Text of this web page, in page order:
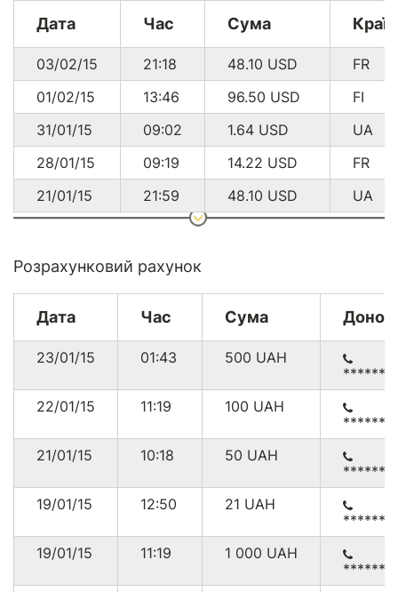
Дата Час Сума
03/02/15 21:18 48.10 USD
FR
01/02/15
13:46 96.50 USD
FI
31/01/15
09:02 1.64 USD
UA
28/01/15
09:19 14.22 USD
FR
21/01/15
21:59 48.10 USD
UA
05/01/15
13:34
05/01/15
11:18 14.22USD
GB
02/01/15
14:12 6.48USD UA
* 453.30 USD що на дату конвертації (03.03.2015)
становило 12174.78 грн.
* Комісія з платежів через
складає від 0.3% до 7.4%
Розрахунковий рахунок
Дата Час Сума Донор
23/01/15 01:43 500 UAH
22/01/15
11:19 100 UAH
21/01/15
10:18 50 UAH
19/01/15
12:50 21 UAH
19/01/15
11:19 1 000 UAH